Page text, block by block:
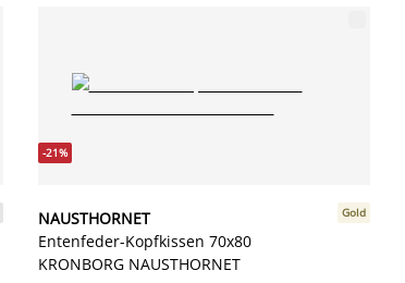
-21%
NAUSTHORNET
Entenfeder-Kopfkissen 70x80
KRONBORG NAUSTHORNET
Gold